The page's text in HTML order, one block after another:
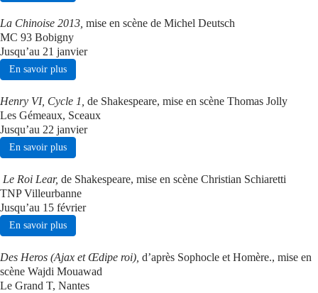
La Chinoise 2013, mise en scène de Michel Deutsch
MC 93 Bobigny
Jusqu’au 21 janvier
En savoir plus
Henry VI, Cycle 1, de Shakespeare, mise en scène Thomas Jolly
Les Gémeaux, Sceaux
Jusqu’au 22 janvier
En savoir plus
Le Roi Lear, de Shakespeare, mise en scène Christian Schiaretti
TNP Villeurbanne
Jusqu’au 15 février
En savoir plus
Des Heros (Ajax et Œdipe roi), d’après Sophocle et Homère., mise en
scène Wajdi Mouawad
Le Grand T, Nantes